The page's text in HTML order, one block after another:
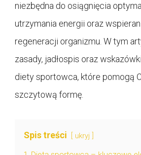
niezbędna do osiągnięcia
utrzymania energii oraz
regeneracji organizmu. W tym
zasady, jadłospis oraz
diety sportowca, które pomogą
szczytową formę.
Spis treści ukryj